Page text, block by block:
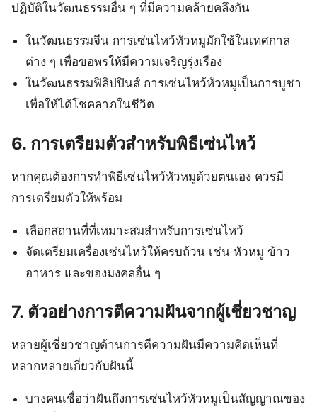
ปฏิบัติในวัฒนธรรมอื่น ๆ ที่มีความคล้ายคลึงกัน
ในวัฒนธรรมจีน การเซ่นไหว้หัวหมูมักใช้ในเทศกาล
ต่าง ๆ เพื่อขอพรให้มีความเจริญรุ่งเรือง
ในวัฒนธรรมฟิลิปปินส์ การเซ่นไหว้หัวหมูเป็นการบูชา
เพื่อให้ได้โชคลาภในชีวิต
6. การเตรียมตัวสำหรับพิธีเซ่นไหว้
หากคุณต้องการทำพิธีเซ่นไหว้หัวหมูด้วยตนเอง ควรมี
การเตรียมตัวให้พร้อม
เลือกสถานที่ที่เหมาะสมสำหรับการเซ่นไหว้
จัดเตรียมเครื่องเซ่นไหว้ให้ครบถ้วน เช่น หัวหมู ข้าว
อาหาร และของมงคลอื่น ๆ
7. ตัวอย่างการตีความฝันจากผู้เชี่ยวชาญ
หลายผู้เชี่ยวชาญด้านการตีความฝันมีความคิดเห็นที่
หลากหลายเกี่ยวกับฝันนี้
บางคนเชื่อว่าฝันถึงการเซ่นไหว้หัวหมูเป็นสัญญาณของ